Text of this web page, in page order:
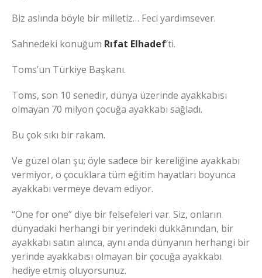
Biz aslında böyle bir milletiz… Feci yardımsever.
Sahnedeki konuğum Rıfat Elhadef’ti.
Toms’un Türkiye Başkanı.
Toms, son 10 senedir, dünya üzerinde ayakkabısı
olmayan 70 milyon çocuğa ayakkabı sağladı.
Bu çok sıkı bir rakam.
Ve güzel olan şu; öyle sadece bir kereliğine ayakkabı
vermiyor, o çocuklara tüm eğitim hayatları boyunca
ayakkabı vermeye devam ediyor.
“One for one” diye bir felsefeleri var. Siz, onların
dünyadaki herhangi bir yerindeki dükkânından, bir
ayakkabı satın alınca, aynı anda dünyanın herhangi bir
yerinde ayakkabısı olmayan bir çocuğa ayakkabı
hediye etmiş oluyorsunuz.